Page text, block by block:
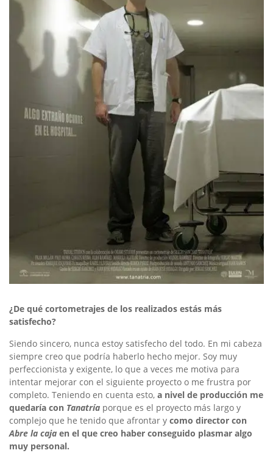
¿De qué cortometrajes de los realizados estás más
satisfecho?
Siendo sincero, nunca estoy satisfecho del todo. En mi cabeza
siempre creo que podría haberlo hecho mejor. Soy muy
perfeccionista y exigente, lo que a veces me motiva para
intentar mejorar con el siguiente proyecto o me frustra por
completo. Teniendo en cuenta esto, a nivel de producción me
quedaría con Tanatría porque es el proyecto más largo y
complejo que he tenido que afrontar y como director con
Abre la caja en el que creo haber conseguido plasmar algo
muy personal.